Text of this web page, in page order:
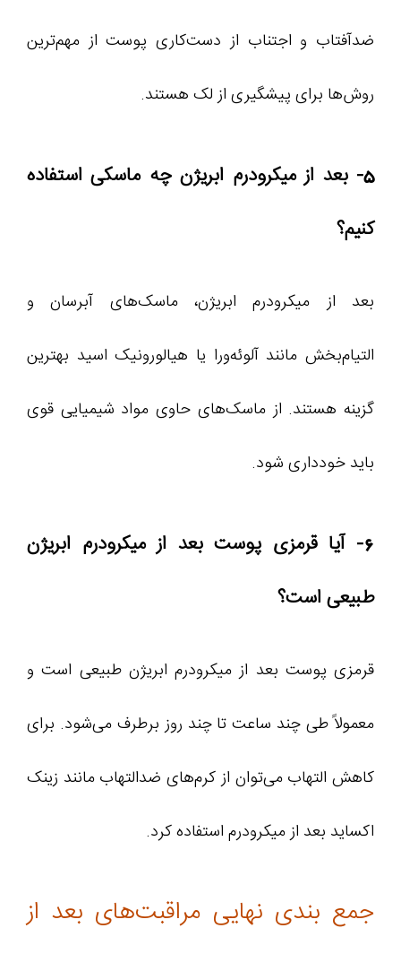
ضدآفتاب و اجتناب از دست‌کاری پوست از مهم‌ترین
روش‌ها برای پیشگیری از لک هستند.
5- بعد از میکرودرم ابریژن چه ماسکی استفاده
کنیم؟
بعد از میکرودرم ابریژن، ماسک‌های آبرسان و
التیام‌بخش مانند آلوئه‌ورا یا هیالورونیک اسید بهترین
گزینه هستند. از ماسک‌های حاوی مواد شیمیایی قوی
باید خودداری شود.
6- آیا قرمزی پوست بعد از میکرودرم ابریژن
طبیعی است؟
قرمزی پوست بعد از میکرودرم ابریژن طبیعی است و
معمولاً طی چند ساعت تا چند روز برطرف می‌شود. برای
کاهش التهاب می‌توان از کرم‌های ضدالتهاب مانند زینک
اکساید بعد از میکرودرم استفاده کرد.
جمع‌ بندی نهایی مراقبت‌های بعد از